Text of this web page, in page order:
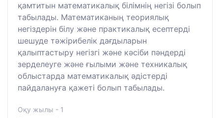
қамтитын математикалық білімнің негізі болып
табылады. Математиканың теориялық
негіздерін білу және практикалық есептерді
шешуде тәжірибелік дағдыларын
қалыптастыру негізгі және кәсіби пәндерді
зерделеуге және ғылыми және техникалық
облыстарда математикалық әдістерді
пайдалануға қажеті болып табылады.
Оқу жылы - 1